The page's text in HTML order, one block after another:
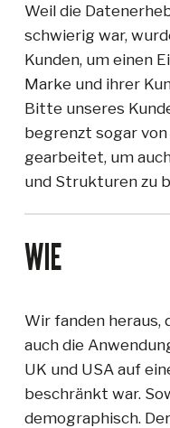
Weil die
schwierig war,
Kunden, um einen
Marke und ihrer
Bitte unseres
begrenzt sogar
gearbeitet, um
und Strukturen zu
WIE
Wir fanden heraus,
auch die
UK und USA auf
beschränkt war.
demographisch.